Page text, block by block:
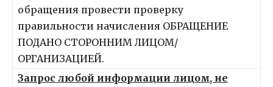
обращения провести проверку
правильности начисления ОБРАЩЕНИЕ
ПОДАНО СТОРОННИМ ЛИЦОМ/
ОРГАНИЗАЦИЕЙ.
Запрос любой информации лицом, не